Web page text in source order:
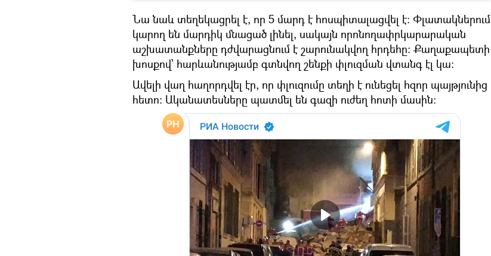
Նա նաև տեղեկացրել է, որ 5 մարդ է հոսպիտալացվել է։ Փլատակներում
կարող են մարդիկ մնացած լինել, սակայն որոնողափրկարարական
աշխատանքները դժվարացնում է շարունակվող հրդեհը։ Քաղաքապետի
խոսքով՝ հարևանությամբ գտնվող շենքի փլուզման վտանգ էլ կա։
Ավելի վաղ հաղորդվել էր, որ փլուզումը տեղի է ունեցել հզոր պայթյունից
հետո: Ականատեսները պատմել են գազի ուժեղ հոտի մասին։